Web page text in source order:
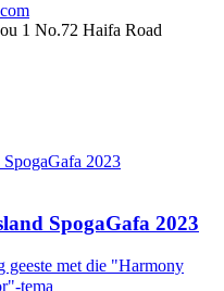
1 No.72 Haifa Road
SpogaGafa 2023